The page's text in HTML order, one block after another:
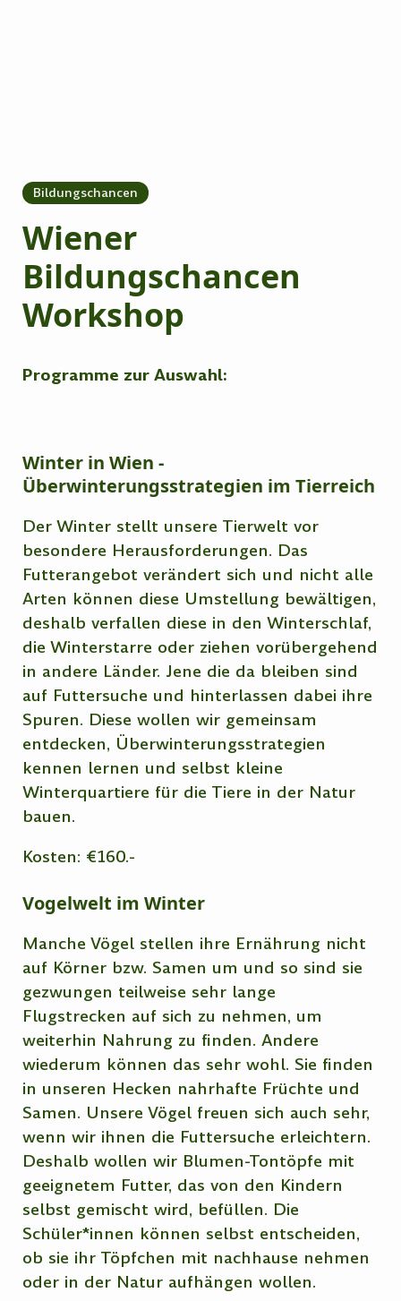
Bildungschancen
Wiener
Bildungschancen
Workshop
Programme zur Auswahl:
Winter in Wien -
Überwinterungsstrategien im Tierreich
Der Winter stellt unsere Tierwelt vor
besondere Herausforderungen. Das
Futterangebot verändert sich und nicht alle
Arten können diese Umstellung bewältigen,
deshalb verfallen diese in den Winterschlaf,
die Winterstarre oder ziehen vorübergehend
in andere Länder. Jene die da bleiben sind
auf Futtersuche und hinterlassen dabei ihre
Spuren. Diese wollen wir gemeinsam
entdecken, Überwinterungsstrategien
kennen lernen und selbst kleine
Winterquartiere für die Tiere in der Natur
bauen.
Kosten: €160.-
Vogelwelt im Winter
Manche Vögel stellen ihre Ernährung nicht
auf Körner bzw. Samen um und so sind sie
gezwungen teilweise sehr lange
Flugstrecken auf sich zu nehmen, um
weiterhin Nahrung zu finden. Andere
wiederum können das sehr wohl. Sie finden
in unseren Hecken nahrhafte Früchte und
Samen. Unsere Vögel freuen sich auch sehr,
wenn wir ihnen die Futtersuche erleichtern.
Deshalb wollen wir Blumen-Tontöpfe mit
geeignetem Futter, das von den Kindern
selbst gemischt wird, befüllen. Die
Schüler*innen können selbst entscheiden,
ob sie ihr Töpfchen mit nachhause nehmen
oder in der Natur aufhängen wollen.